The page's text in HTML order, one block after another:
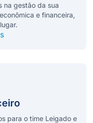
na gestão da sua
e financeira,
para o time Leigado e